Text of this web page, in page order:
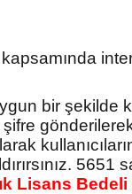
bir şekilde
şifre
5651
Lisans Bedeli